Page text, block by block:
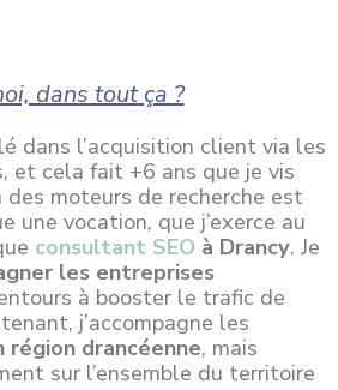
dans tout ça ?
dans l’acquisition client via les
et cela fait +6 ans que je vis
des moteurs de recherche est
une vocation, que j’exerce au
consultant SEO à Drancy. Je
les entreprises
à booster le trafic de
j’accompagne les
région drancéenne, mais
sur l’ensemble du territoire